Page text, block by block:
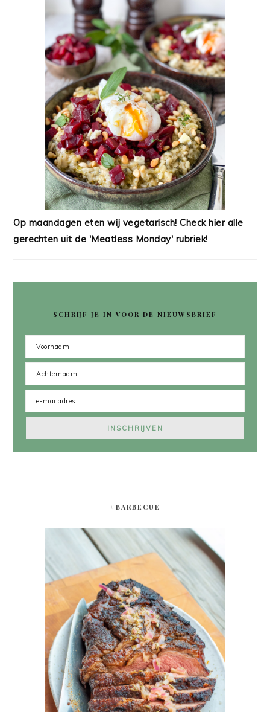
Op maandagen eten wij vegetarisch! Check hier alle
gerechten uit de 'Meatless Monday' rubriek!
SCHRIJF JE IN VOOR DE NIEUWSBRIEF
#BARBECUE